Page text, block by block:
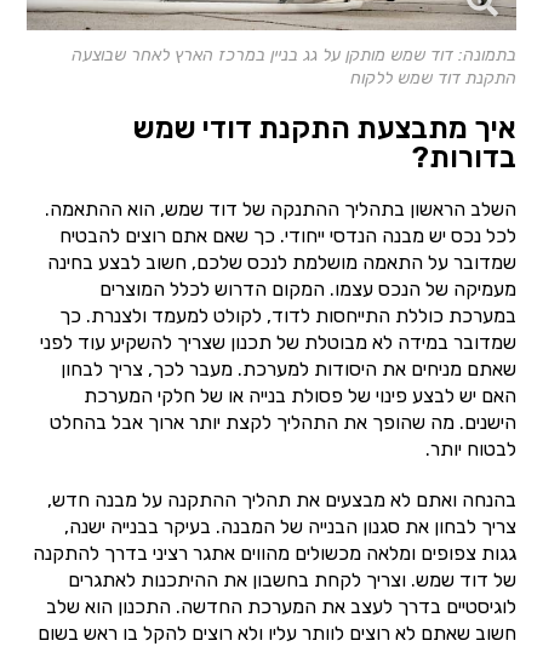
בתמונה: דוד שמש מותקן על גג בניין במרכז הארץ לאחר שבוצעה
התקנת דוד שמש ללקוח
איך מתבצעת התקנת דודי שמש
בדורות?
השלב הראשון בתהליך ההתנקה של דוד שמש, הוא ההתאמה.
לכל נכס יש מבנה הנדסי ייחודי. כך שאם אתם רוצים להבטיח
שמדובר על התאמה מושלמת לנכס שלכם, חשוב לבצע בחינה
מעמיקה של הנכס עצמו. המקום הדרוש לכלל המוצרים
במערכת כוללת התייחסות לדוד, לקולט למעמד ולצנרת. כך
שמדובר במידה לא מבוטלת של תכנון שצריך להשקיע עוד לפני
שאתם מניחים את היסודות למערכת. מעבר לכך, צריך לבחון
האם יש לבצע פינוי של פסולת בנייה או של חלקי המערכת
הישנים. מה שהופך את התהליך לקצת יותר ארוך אבל בהחלט
לבטוח יותר.
בהנחה ואתם לא מבצעים את תהליך ההתקנה על מבנה חדש,
צריך לבחון את סגנון הבנייה של המבנה. בעיקר בבנייה ישנה,
גגות צפופים ומלאה מכשולים מהווים אתגר רציני בדרך להתקנה
של דוד שמש. וצריך לקחת בחשבון את ההיתכנות לאתגרים
לוגיסטיים בדרך לעצב את המערכת החדשה. התכנון הוא שלב
חשוב שאתם לא רוצים לוותר עליו ולא רוצים להקל בו ראש בשום